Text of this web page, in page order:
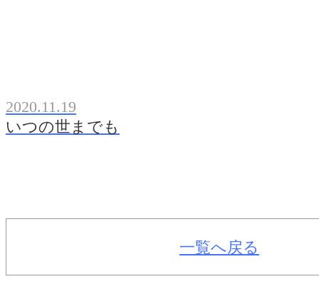
2020.11.19
いつの世までも
一覧へ戻る